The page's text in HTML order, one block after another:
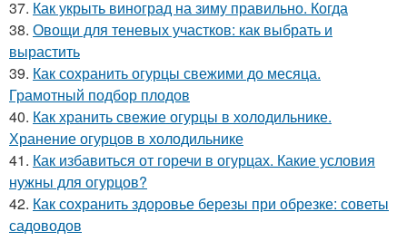
37. Как укрыть виноград на зиму правильно. Когда
38. Овощи для теневых участков: как выбрать и
вырастить
39. Как сохранить огурцы свежими до месяца.
Грамотный подбор плодов
40. Как хранить свежие огурцы в холодильнике.
Хранение огурцов в холодильнике
41. Как избавиться от горечи в огурцах. Какие условия
нужны для огурцов?
42. Как сохранить здоровье березы при обрезке: советы
садоводов